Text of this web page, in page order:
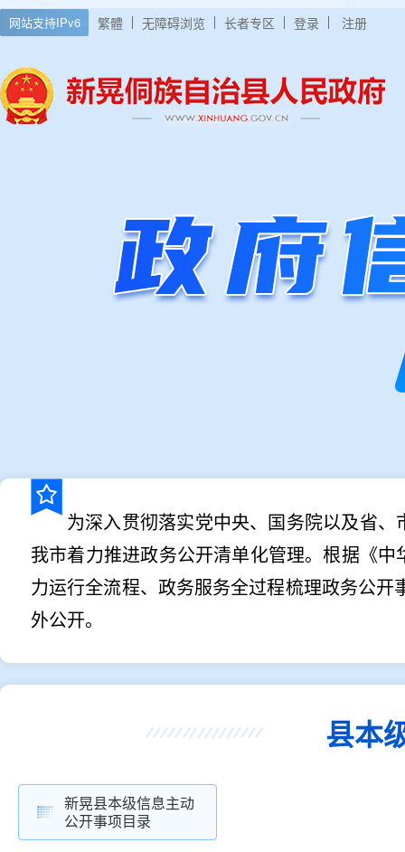
网站支持IPv6 繁體 无障碍浏览 长者专区 登录 注册
为深入贯彻落实党中央、国务院以及省
我市着力推进政务公开清单化管理。根据《
力运行全流程、政务服务全过程梳理政务公
外公开。
县本
新晃县本级信息主动
公开事项目录